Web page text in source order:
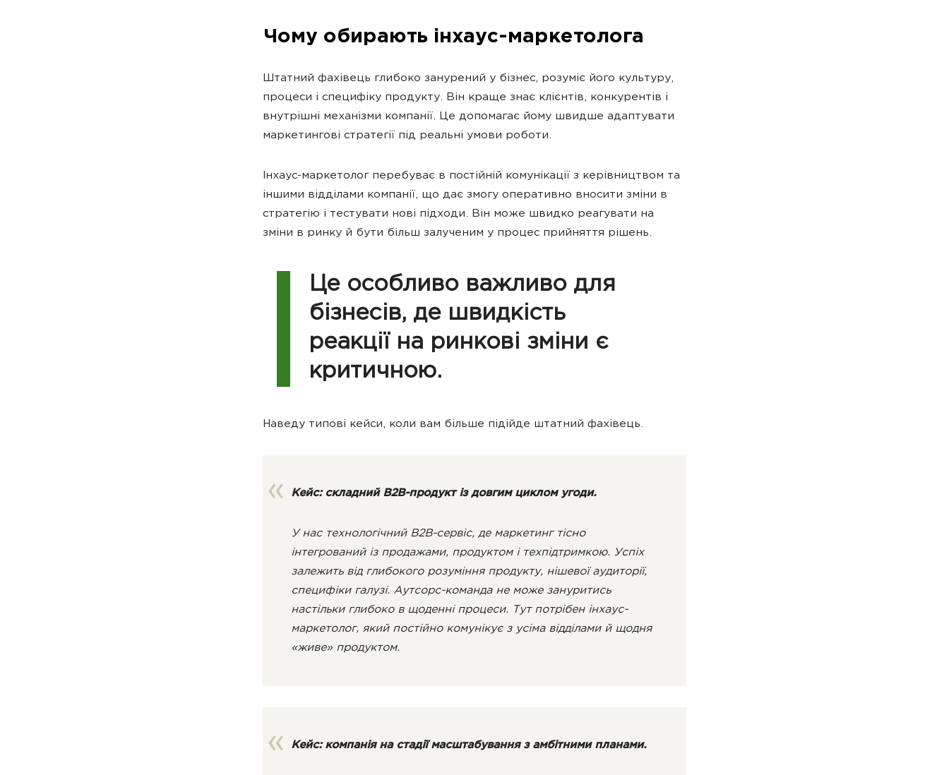
Чому обирають інхаус-маркетолога
Штатний фахівець глибоко занурений у бізнес, розуміє його культуру,
процеси і специфіку продукту. Він краще знає клієнтів, конкурентів і
внутрішні механізми компанії. Це допомагає йому швидше адаптувати
маркетингові стратегії під реальні умови роботи.
Інхаус-маркетолог перебуває в постійній комунікації з керівництвом та
іншими відділами компанії, що дає змогу оперативно вносити зміни в
стратегію і тестувати нові підходи. Він може швидко реагувати на
зміни в ринку й бути більш залученим у процес прийняття рішень.
Це особливо важливо для
бізнесів, де швидкість
реакції на ринкові зміни є
критичною.
Наведу типові кейси, коли вам більше підійде штатний фахівець.
Кейс: складний B2B-продукт із довгим циклом угоди.
У нас технологічний B2B-сервіс, де маркетинг тісно
інтегрований із продажами, продуктом і техпідтримкою. Успіх
залежить від глибокого розуміння продукту, нішевої аудиторії,
специфіки галузі. Аутсорс-команда не може зануритись
настільки глибоко в щоденні процеси. Тут потрібен інхаус-
маркетолог, який постійно комунікує з усіма відділами й щодня
«живе» продуктом.
Кейс: компанія на стадії масштабування з амбітними планами.